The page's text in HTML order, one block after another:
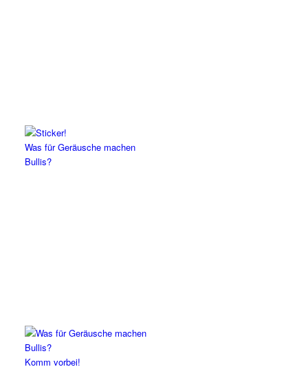
Was für Geräusche machen
Bullis?
Komm vorbei!